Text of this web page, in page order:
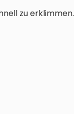
zu erklimmen.